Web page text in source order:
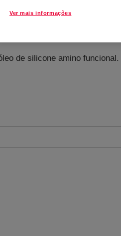
de silicone amino
Ver mais informações